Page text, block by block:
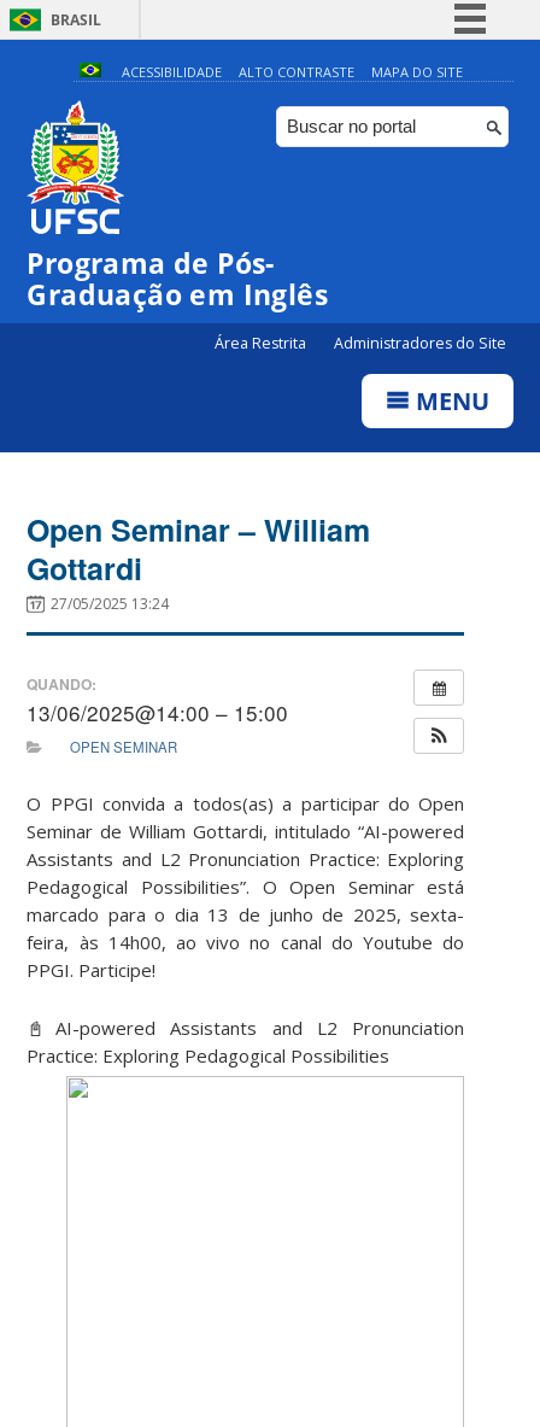
BRASIL
Simplifique!
Comunica BR
Participe
ACESSIBILIDADE ALTO CONTRASTE MAPA DO SITE
Programa de Pós-
Graduação em Inglês
Área Restrita Administradores do Site
MENU
Open Seminar – William
Gottardi
27/05/2025 13:24
QUANDO:
13/06/2025@14:00 – 15:00
OPEN SEMINAR
O PPGI convida a todos(as) a participar do Open
Seminar de William Gottardi, intitulado “AI-powered
Assistants and L2 Pronunciation Practice: Exploring
Pedagogical Possibilities”. O Open Seminar está
marcado para o dia 13 de junho de 2025, sexta-
feira, às 14h00, ao vivo no canal do Youtube do
PPGI. Participe!
📓AI-powered Assistants and L2 Pronunciation
Practice: Exploring Pedagogical Possibilities